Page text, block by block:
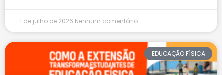
1 de julho de 2026 Nenhum comentário
EDUCAÇÃO FÍSICA